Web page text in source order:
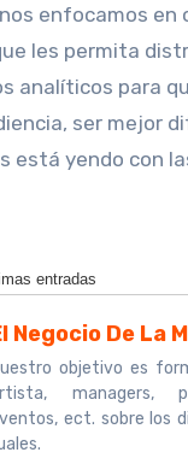
enfocamos en
les permita
analíticos para
ser mejor
está yendo con
entradas
Negocio De La
objetivo es
managers,
ect. sobre los